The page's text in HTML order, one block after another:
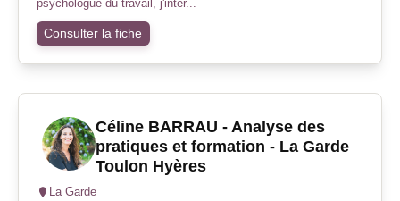
psychologue du travail, j'inter...
Consulter la fiche
Céline BARRAU - Analyse des
pratiques et formation - La Garde
Toulon Hyères
La Garde